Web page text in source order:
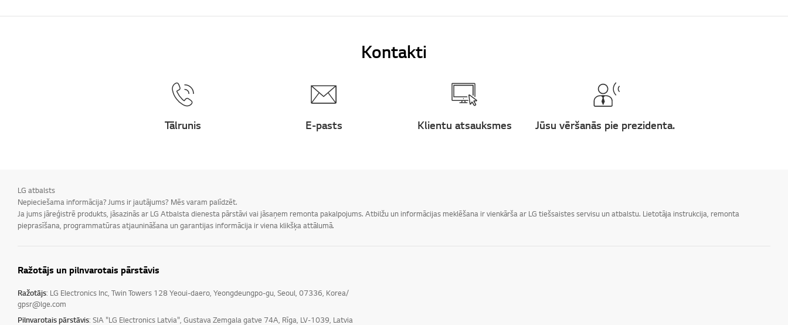
Kontakti
Tālrunis E-pasts Klientu atsauksmes Jūsu vēršanās pie prezidenta.
LG atbalsts
Nepieciešama informācija? Jums ir jautājums? Mēs varam palīdzēt.
Ja jums jāreģistrē produkts, jāsazinās ar LG Atbalsta dienesta pārstāvi vai jāsaņem remonta pakalpojums. Atbilžu un informācijas meklēšana ir vienkārša ar LG tiešsaistes servisu un atbalstu. Lietotāja instrukcija, remonta
pieprasīšana, programmatūras atjaunināšana un garantijas informācija ir viena klikšķa attālumā.
Ražotājs un pilnvarotais pārstāvis
Ražotājs: LG Electronics Inc, Twin Towers 128 Yeoui-daero, Yeongdeungpo-gu, Seoul, 07336, Korea/
gpsr@lge.com
Pilnvarotais pārstāvis: SIA "LG Electronics Latvia", Gustava Zemgala gatve 74A, Rīga, LV-1039, Latvia